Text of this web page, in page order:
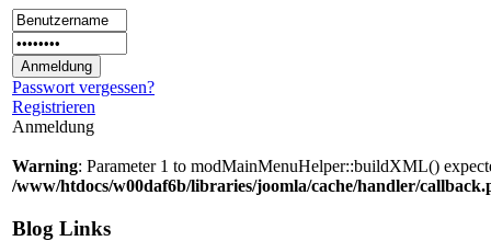
Passwort vergessen?
Registrieren
Anmeldung
Warning: Parameter 1 to modMainMenuHelper::buildXML()
/www/htdocs/w00daf6b/libraries/joomla/cache/handler/
Blog Links